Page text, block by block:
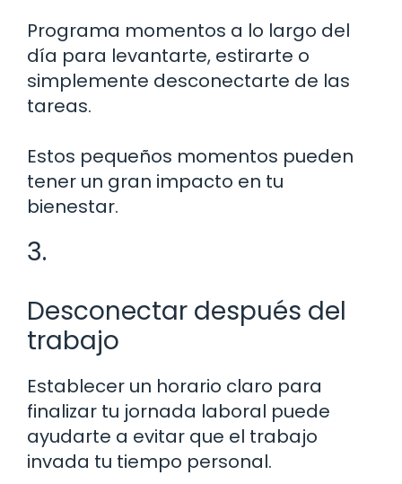
Programa momentos a lo largo del
día para levantarte, estirarte o
simplemente desconectarte de las
tareas.
Estos pequeños momentos pueden
tener un gran impacto en tu
bienestar.
3.
Desconectar después del
trabajo
Establecer un horario claro para
finalizar tu jornada laboral puede
ayudarte a evitar que el trabajo
invada tu tiempo personal.